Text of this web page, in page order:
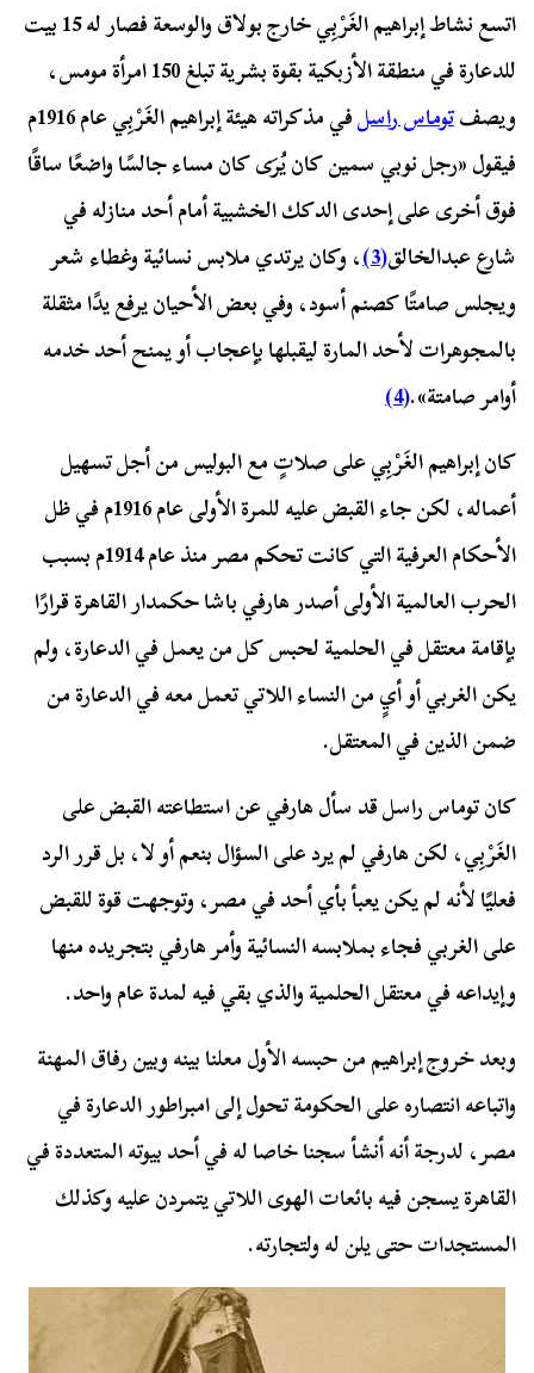
اتسع نشاط إبراهيم الغَرْبِي خارج بولاق والوسعة فصار له 15 بيت
للدعارة في منطقة الأزبكية بقوة بشرية تبلغ 150 امرأة مومس،
ويصفتوماس راسل
في مذكراته هيئة إبراهيم الغَرْبِي عام 1916م
فيقول «رجل نوبي سمين كان يُرَى كان مساء جالسًا واضعًا ساقًا
فوق أخرى على إحدى الدكك الخشبية أمام أحد منازله في
شارع عبدالخالق(3) ، وكان يرتدي ملابس نسائية وغطاء شعر
ويجلس صامتًا كصنم أسود، وفي بعض الأحيان يرفع يدًا مثقلة
بالمجوهرات لأحد المارة ليقبلها بإعجاب أو يمنح أحد خدمه
أوامر صامتة».(4)
كان إبراهيم الغَرْبِي على صلاتٍ مع البوليس من أجل تسهيل
أعماله، لكن جاء القبض عليه للمرة الأولى عام 1916م في ظل
الأحكام العرفية التي كانت تحكم مصر منذ عام 1914م بسبب
الحرب العالمية الأولى أصدر هارفي باشا حكمدار القاهرة قرارًا
بإقامة معتقل في الحلمية لحبس كل من يعمل في الدعارة، ولم
يكن الغربي أو أيٍ من النساء اللاتي تعمل معه في الدعارة من
ضمن الذين في المعتقل.
كان توماس راسل قد سأل هارفي عن استطاعته القبض على
الغَرْبِي، لكن هارفي لم يرد على السؤال بنعم أو لا، بل قرر الرد
فعليًا لأنه لم يكن يعبأ بأي أحد في مصر، وتوجهت قوة للقبض
على الغربي فجاء بملابسه النسائية وأمر هارفي بتجريده منها
وإيداعه في معتقل الحلمية والذي بقي فيه لمدة عام واحد.
وبعد خروج إبراهيم من حبسه الأول معلنا بينه وبين رفاق المهنة
واتباعه انتصاره على الحكومة تحول إلى امبراطور الدعارة في
مصر، لدرجة أنه أنشأ سجنا خاصا له في أحد بيوته المتعددة في
القاهرة يسجن فيه بائعات الهوى اللاتي يتمردن عليه وكذلك
المستجدات حتى يلن له ولتجارته.